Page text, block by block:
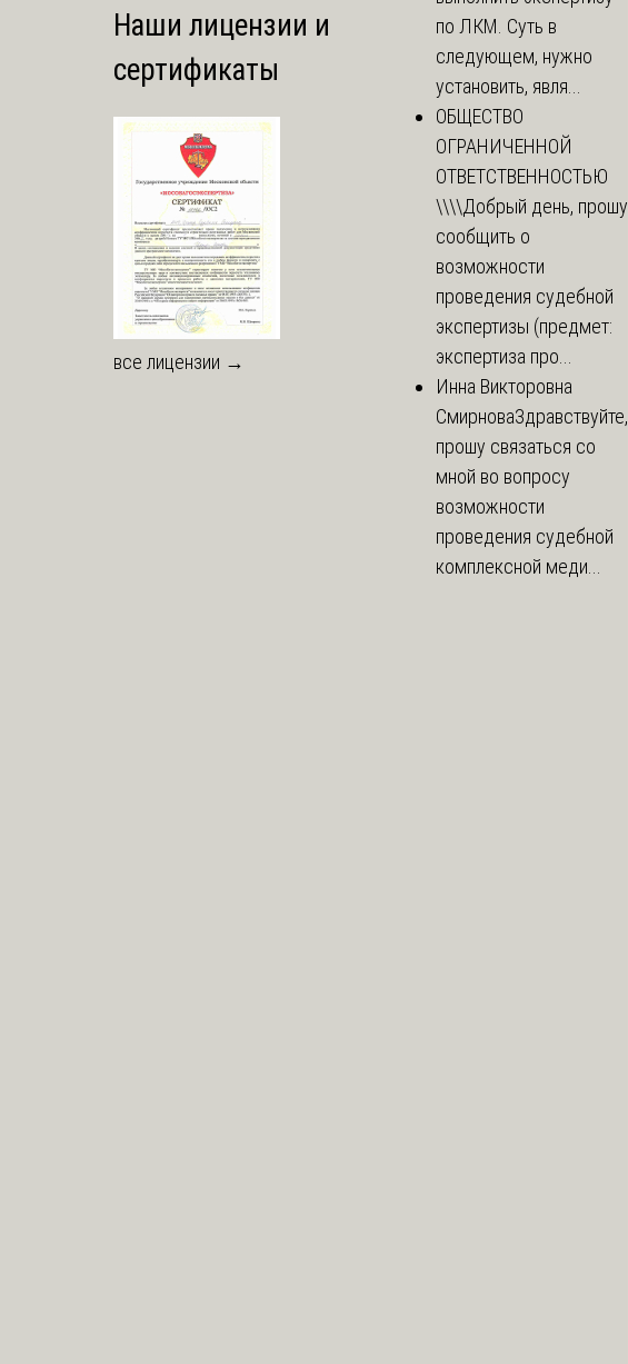
Наши лицензии и
сертификаты
все лицензии →
по ЛКМ. Суть в
следующем, нужно
установить, явля...
ОБЩЕСТВО
ОГРАНИЧЕННОЙ
ОТВЕТСТВЕННОСТЬЮ
\\\\Добрый день, прошу
сообщить о
возможности
проведения судебной
экспертизы (предмет:
экспертиза про...
Инна Викторовна
СмирноваЗдравствуйте,
прошу связаться со
мной во вопросу
возможности
проведения судебной
комплексной меди...